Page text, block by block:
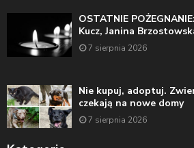
OSTATNIE
Kucz, Janina
7 sierpnia 2026
Nie kupuj, adoptuj.
czekają na nowe domy
7 sierpnia 2026